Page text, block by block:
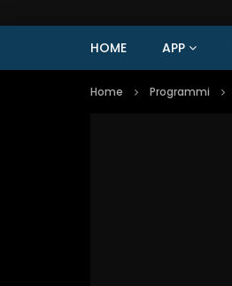
HOME APP
Home Programmi